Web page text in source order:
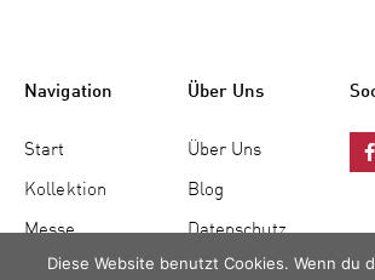
Navigation
Start
Kollektion
Messe
Jobs
Über Uns
Über Uns
Blog
Datenschutz
Impressum
Diese Website benutzt Cookies. Wenn